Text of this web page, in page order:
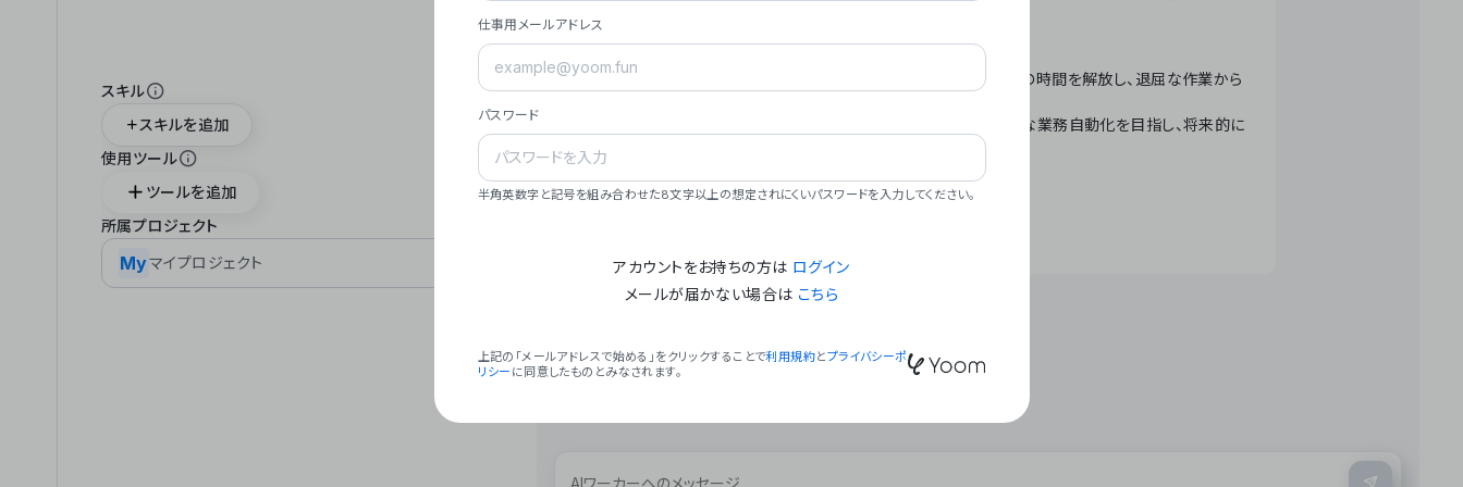
スキル
スキルを追加
使用ツール
ツールを追加
所属プロジェクト
Myマイプロジェクト
- **ミッション**: 「We Make Time」 – テクノロジーで人々の時間を解放し、退屈な作業から
- **ビジョン**: 「Global Business Automation」 – 世界的な業務自動化を目指し、将来的に
### 会社概要
仕事用メールアドレス
パスワード
半角英数字と記号を組み合わせた8文字以上の想定されにくいパスワードを入力してください。
アカウントをお持ちの方は ログイン
メールが届かない場合は こちら
上記の「メールアドレスで始める」をクリックすることで利用規約とプライバシーポ
リシー に同意したものとみなされます。